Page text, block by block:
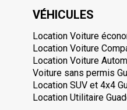
VÉHICULES
Location Voiture
Location Voiture
Location Voiture
Voiture sans permis
Location SUV et 4x4
Location Utilitaire